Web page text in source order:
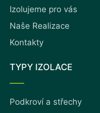
Izolujeme pro vás
Naše Realizace
Kontakty
TYPY IZOLACE
Podkroví a střechy